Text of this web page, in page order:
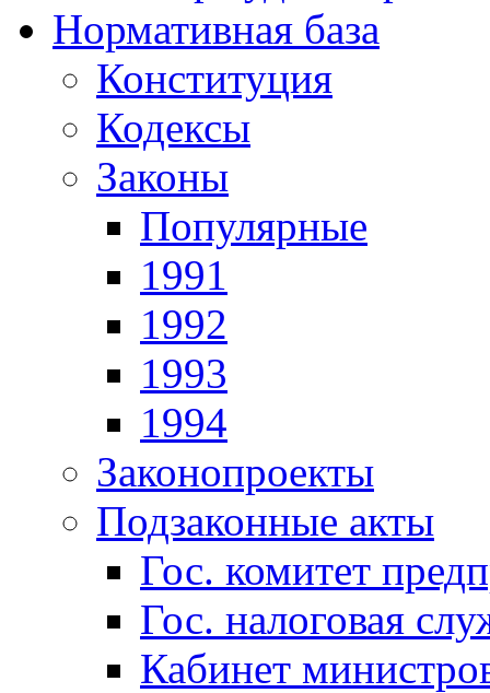
Нормативная база
Конституция
Кодексы
Законы
Популярные
1991
1992
1993
1994
Законопроекты
Подзаконные акты
Гос. комитет
Гос. налоговая
Кабинет